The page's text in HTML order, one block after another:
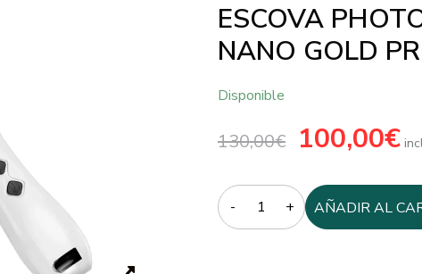
ESCOVA
NANO GOLD
Disponible
130,00€
El
precio
130,00€.
100,00€El
Quantity
AÑADIR AL